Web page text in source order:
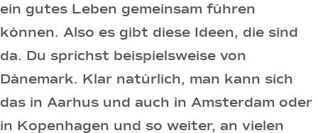
ein gutes Leben gemeinsam führen
können. Also es gibt diese Ideen, die sind
da. Du sprichst beispielsweise von
Dänemark. Klar natürlich, man kann sich
das in Aarhus und auch in Amsterdam oder
in Kopenhagen und so weiter, an vielen